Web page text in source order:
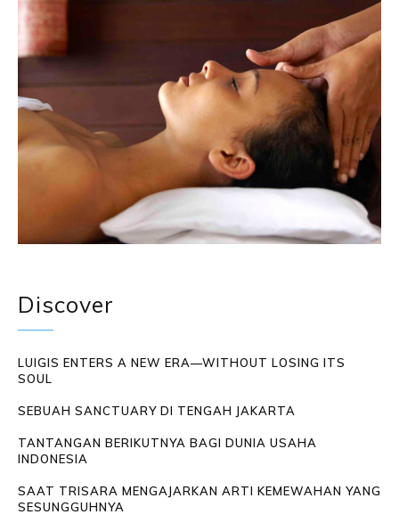
Discover
LUIGIS ENTERS A NEW ERA—WITHOUT LOSING ITS
SOUL
SEBUAH SANCTUARY DI TENGAH JAKARTA
TANTANGAN BERIKUTNYA BAGI DUNIA USAHA
INDONESIA
SAAT TRISARA MENGAJARKAN ARTI KEMEWAHAN YANG
SESUNGGUHNYA